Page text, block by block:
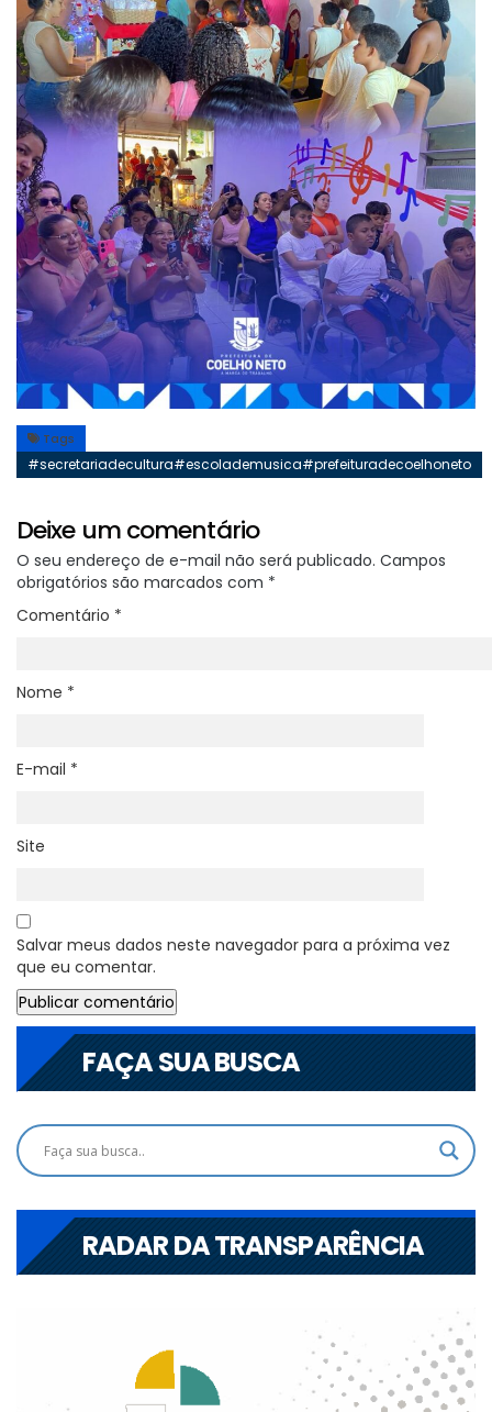
Tags
#secretariadecultura#escolademusica#prefeituradecoelhoneto
Deixe um comentário
O seu endereço de e-mail não será publicado. Campos
obrigatórios são marcados com *
Comentário *
Nome *
E-mail *
Site
Salvar meus dados neste navegador para a próxima vez
que eu comentar.
FAÇA SUA BUSCA
RADAR DA TRANSPARÊNCIA